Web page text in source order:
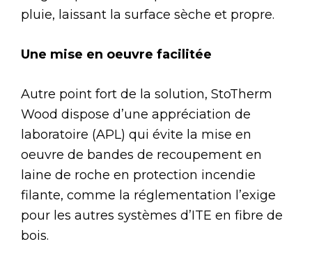
pluie, laissant la surface sèche et propre.
Une mise en oeuvre facilitée
Autre point fort de la solution, StoTherm
Wood dispose d’une appréciation de
laboratoire (APL) qui évite la mise en
oeuvre de bandes de recoupement en
laine de roche en protection incendie
filante, comme la réglementation l’exige
pour les autres systèmes d’ITE en fibre de
bois.